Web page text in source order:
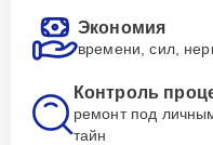
Экономия
времени, сил,
Контроль
ремонт под
тайн